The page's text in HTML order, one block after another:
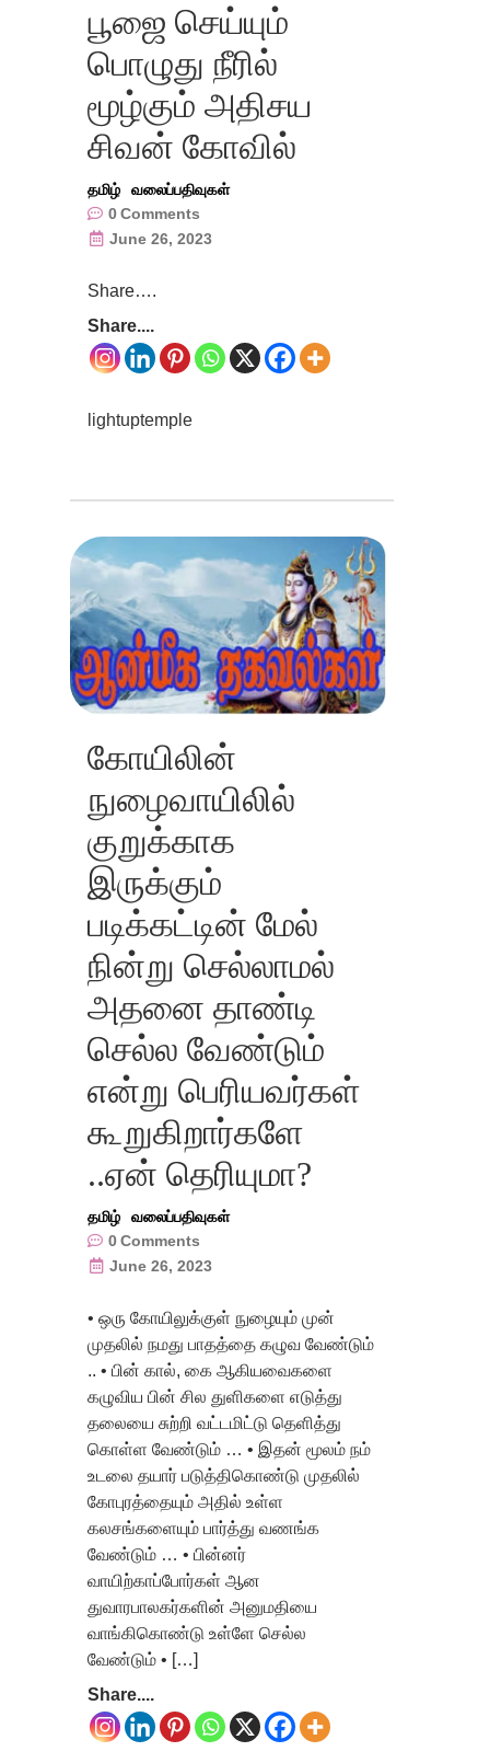
பூஜை செய்யும்
பொழுது நீரில்
மூழ்கும் அதிசய
சிவன் கோவில்
தமிழ்
வலைப்பதிவுகள்
0Comments
June 26, 2023
Share….
Share....
lightuptemple
கோயிலின்
நுழைவாயிலில்
குறுக்காக
இருக்கும்
படிக்கட்டின் மேல்
நின்று செல்லாமல்
அதனை தாண்டி
செல்ல வேண்டும்
என்று பெரியவர்கள்
கூறுகிறார்களே
..ஏன் தெரியுமா?
தமிழ்
வலைப்பதிவுகள்
0Comments
June 26, 2023
• ஒரு கோயிலுக்குள் நுழையும் முன்
முதலில் நமது பாதத்தை கழுவ வேண்டும்
.. • பின் கால், கை ஆகியவைகளை
கழுவிய பின் சில துளிகளை எடுத்து
தலையை சுற்றி வட்டமிட்டு தெளித்து
கொள்ள வேண்டும் … • இதன் மூலம் நம்
உடலை தயார் படுத்திகொண்டு முதலில்
கோபுரத்தையும் அதில் உள்ள
கலசங்களையும் பார்த்து வணங்க
வேண்டும் … • பின்னர்
வாயிற்காப்போர்கள் ஆன
துவாரபாலகர்களின் அனுமதியை
வாங்கிகொண்டு உள்ளே செல்ல
வேண்டும் • […]
Share....